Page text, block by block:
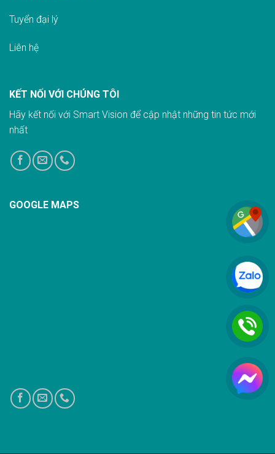
Tuyển đại lý
Liên hệ
KẾT NỐI VỚI CHÚNG TÔI
Hãy kết nối với Smart Vision để cập nhật những tin tức mới
nhất
GOOGLE MAPS